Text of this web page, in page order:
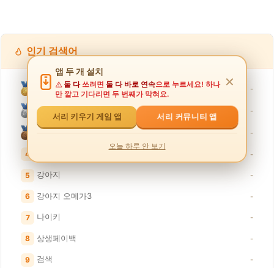
인기 검색어
서리형아 -
서리키우기게임 -
서리화이팅 -
4 -
5 강아지 -
6 강아지 오메가3 -
7 나이키 -
8 상생페이백 -
9 검색 -
앱 두 개 설치
둘 다쓰려면 둘 다 바로 연속으로 누르세요! 하나
만 깔고 기다리면 두 번째가 막혀요.
✕
서리 키우기 게임 앱 서리 커뮤니티 앱
오늘 하루 안 보기